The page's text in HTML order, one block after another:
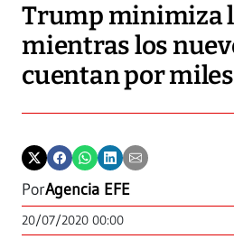
Trump minimiza
mientras los
cuentan por miles
PorAgencia EFE
20/07/2020 00:00